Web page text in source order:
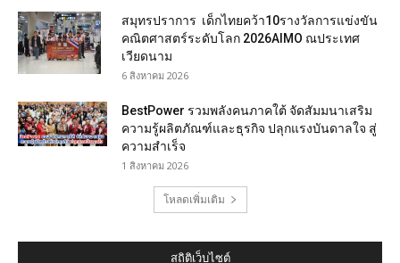
สมุทรปราการ เด็กไทยคว้า10รางวัลการแข่งขัน
คณิตศาสตร์ระดับโลก 2026AIMO ณประเทศ
เวียดนาม
6 สิงหาคม 2026
BestPower รวมพลังคนภาคใต้ จัดสัมมนาเสริม
ความรู้ผลิตภัณฑ์และธุรกิจ ปลุกแรงบันดาลใจ สู่
ความสำเร็จ
1 สิงหาคม 2026
โหลดเพิ่มเติม
สถิติเว็บไซต์